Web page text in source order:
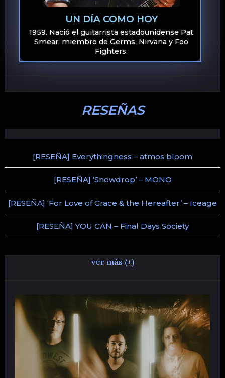
UN DÍA COMO HOY
1959. Nació el guitarrista estadounidense Pat
Smear, miembro de Germs, Nirvana y Foo
Fighters.
RESEÑAS
[RESEÑA] Everythingness – atmos bloom
[RESEÑA] ‘Snowdrop’ – MONO
[RESEÑA] ‘For Love of Grace & the Hereafter’ – Iceage
[RESEÑA] YOU CAN – Final Days Society
ver más (+)